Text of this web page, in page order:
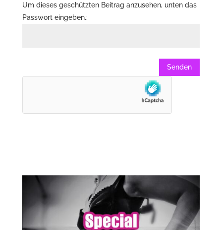
Um dieses geschützten Beitrag anzusehen, unten das
Passwort eingeben.:
Senden